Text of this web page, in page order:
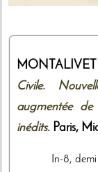
Civile.
augmentée de
inédits. Paris,
In-8,